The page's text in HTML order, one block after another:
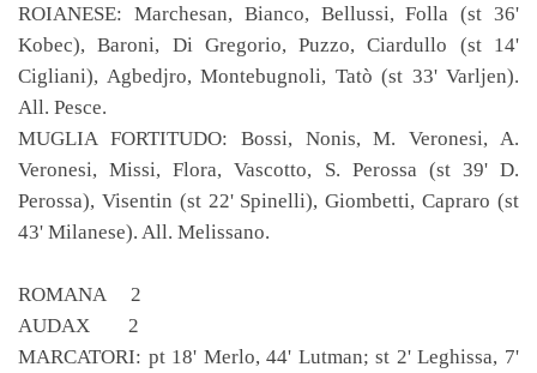
ROIANESE: Marchesan, Bianco, Bellussi, Folla (st 36'
Kobec), Baroni, Di Gregorio, Puzzo, Ciardullo (st 14'
Cigliani), Agbedjro, Montebugnoli, Tatò (st 33' Varljen).
All. Pesce.
MUGLIA FORTITUDO: Bossi, Nonis, M. Veronesi, A.
Veronesi, Missi, Flora, Vascotto, S. Perossa (st 39' D.
Perossa), Visentin (st 22' Spinelli), Giombetti, Capraro (st
43' Milanese). All. Melissano.
ROMANA 2
AUDAX 2
MARCATORI: pt 18' Merlo, 44' Lutman; st 2' Leghissa, 7'